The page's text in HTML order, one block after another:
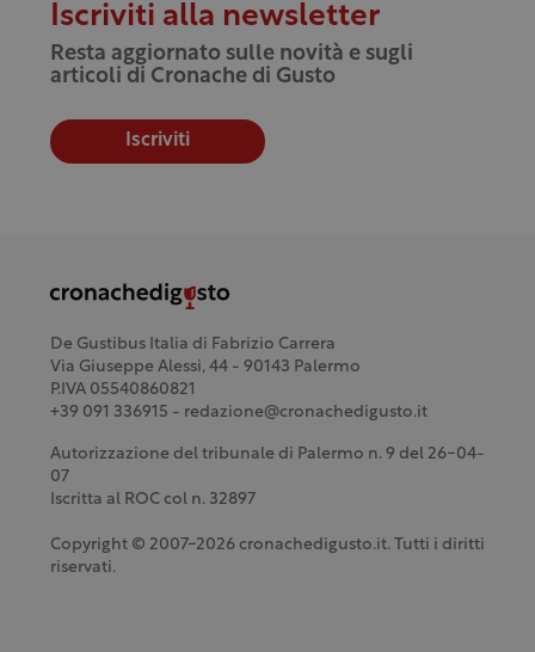
Iscriviti alla newsletter
Resta aggiornato sulle novità e sugli
articoli di Cronache di Gusto
Iscriviti
De Gustibus Italia di Fabrizio Carrera
Via Giuseppe Alessi, 44 - 90143 Palermo
P.IVA 05540860821
+39 091 336915 - redazione@cronachedigusto.it
Autorizzazione del tribunale di Palermo n. 9 del 26-04-
07
Iscritta al ROC col n. 32897
Copyright © 2007-2026 cronachedigusto.it. Tutti i diritti
riservati.